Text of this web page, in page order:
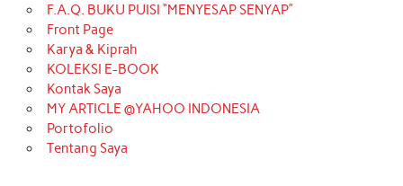
F.A.Q. BUKU PUISI “MENYESAP SENYAP”
Front Page
Karya & Kiprah
KOLEKSI E-BOOK
Kontak Saya
MY ARTICLE @YAHOO INDONESIA
Portofolio
Tentang Saya